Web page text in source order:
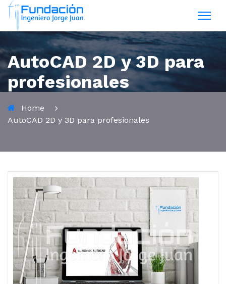
AutoCAD 2D y 3D para
profesionales
Home
AutoCAD 2D y 3D para profesionales